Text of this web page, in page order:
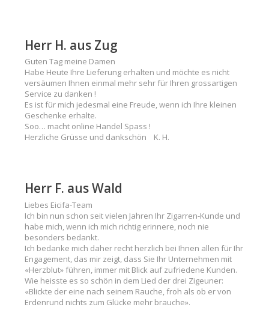
Herr H. aus Zug
Guten Tag meine Damen
Habe Heute Ihre Lieferung erhalten und möchte es nicht
versäumen Ihnen einmal mehr sehr für Ihren grossartigen
Service zu danken !
Es ist für mich jedesmal eine Freude, wenn ich Ihre kleinen
Geschenke erhalte.
Soo… macht online Handel Spass !
Herzliche Grüsse und dankschön K. H.
Herr F. aus Wald
Liebes Eicifa-Team
Ich bin nun schon seit vielen Jahren Ihr Zigarren-Kunde und
habe mich, wenn ich mich richtig erinnere, noch nie
besonders bedankt.
Ich bedanke mich daher recht herzlich bei Ihnen allen für Ihr
Engagement, das mir zeigt, dass Sie Ihr Unternehmen mit
«Herzblut» führen, immer mit Blick auf zufriedene Kunden.
Wie heisste es so schön in dem Lied der drei Zigeuner:
«Blickte der eine nach seinem Rauche, froh als ob er von
Erdenrund nichts zum Glücke mehr brauche».